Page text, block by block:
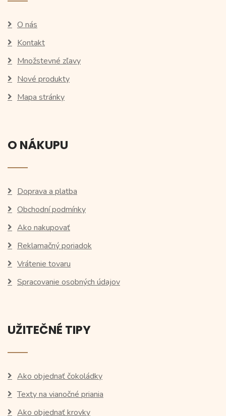
O nás
Kontakt
Množstevné zľavy
Nové produkty
Mapa stránky
O NÁKUPU
Doprava a platba
Obchodní podmínky
Ako nakupovať
Reklamačný poriadok
Vrátenie tovaru
Spracovanie osobných údajov
UŽITEČNÉ TIPY
Ako objednať čokoládky
Texty na vianočné priania
Ako objednať krovky